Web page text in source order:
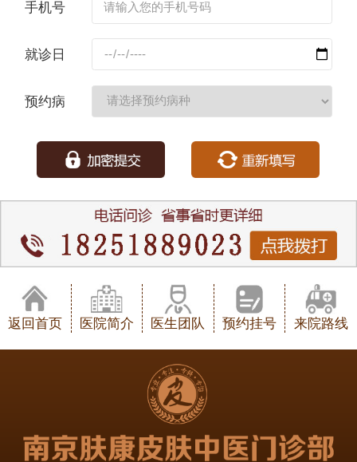
手机号
就诊日
预约病
返回首页 医院简介 医生团队 预约挂号 来院路线